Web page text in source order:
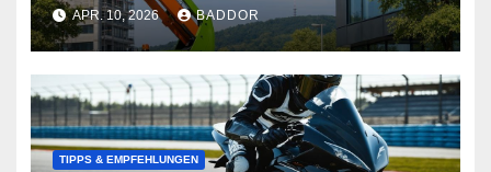
APR. 10, 2026 BADDOR
TIPPS & EMPFEHLUNGEN